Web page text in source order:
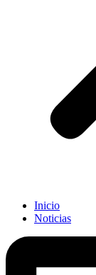
Inicio
Noticias